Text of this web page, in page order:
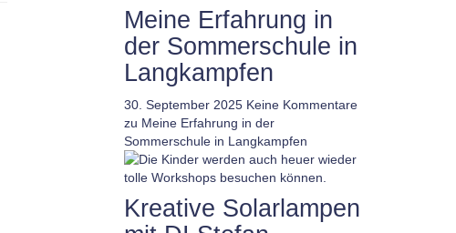
Meine Erfahrung in
der Sommerschule in
Langkampfen
30. September 2025 Keine Kommentare
zu Meine Erfahrung in der
Sommerschule in Langkampfen
Kreative Solarlampen